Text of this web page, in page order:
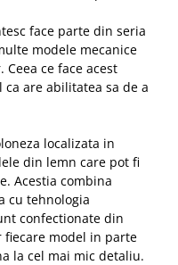
face parte din seria
modele mecanice
Ceea ce face acest
are abilitatea sa de a
localizata in
din lemn care pot fi
Acestia combina
cu tehnologia
confectionate din
fiecare model in parte
la cel mai mic detaliu.